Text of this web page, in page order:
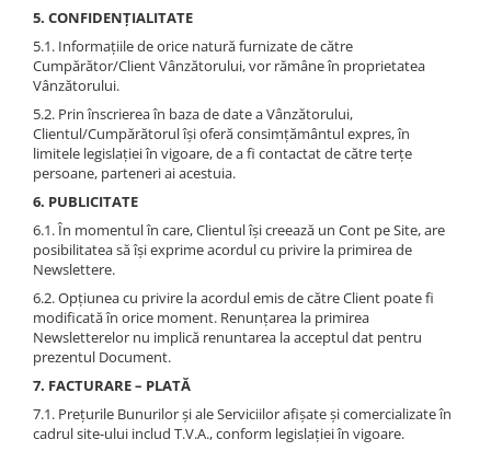
5. CONFIDENȚIALITATE
5.1. Informațiile de orice natură furnizate de către
Cumpărător/Client Vânzătorului, vor rămâne în proprietatea
Vânzătorului.
5.2. Prin înscrierea în baza de date a Vânzătorului,
Clientul/Cumpărătorul își oferă consimțământul expres, în
limitele legislației în vigoare, de a fi contactat de către terțe
persoane, parteneri ai acestuia.
6. PUBLICITATE
6.1. În momentul în care, Clientul își creează un Cont pe Site, are
posibilitatea să își exprime acordul cu privire la primirea de
Newslettere.
6.2. Opțiunea cu privire la acordul emis de către Client poate fi
modificată în orice moment. Renunțarea la primirea
Newsletterelor nu implică renuntarea la acceptul dat pentru
prezentul Document.
7. FACTURARE – PLATĂ
7.1. Prețurile Bunurilor și ale Serviciilor afișate și comercializate în
cadrul site-ului includ T.V.A., conform legislației în vigoare.